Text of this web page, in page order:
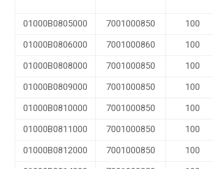
01000B0805000 7001000850
100
01000B0806000
7001000860
100
01000B0808000
7001000850
100
01000B0809000
7001000850
100
01000B0810000
7001000850
100
01000B0811000
7001000850
100
01000B0812000
7001000850
100